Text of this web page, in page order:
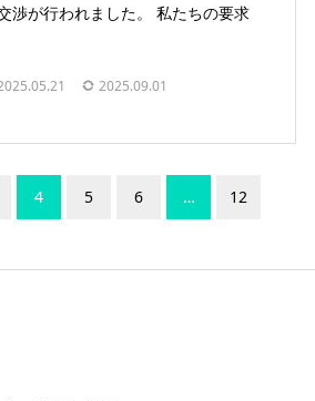
渉が行われました。 私たちの要求
2025.09.01
4 5 6 … 12